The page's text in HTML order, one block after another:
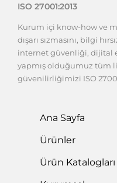
ISO 27001:2013
Kurum içi know-how ve
dışarı sızmasını, bilgi
internet güvenliği, dijital
yapmış olduğumuz tüm
güvenilirliğimizi ISO
Ana Sayfa
Ürünler
Ürün Katalogları